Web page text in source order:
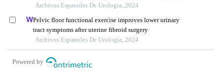
genitourinary syndrome of menopause
Archivos Espanoles De Urologia, 2024
Pelvic floor functional exercise improves lower urinary
tract symptoms after uterine fibroid surgery
Archivos Espanoles De Urologia, 2024
Powered by